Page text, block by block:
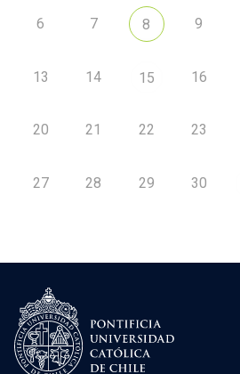
6 7 8 9
13 14 15 16
20 21 22 23
27 28 29 30